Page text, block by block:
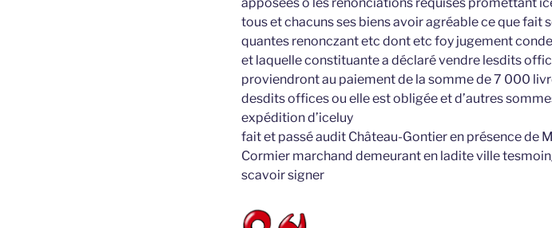
tous et chacuns ses biens avoir agréable ce que
quantes renonczant etc dont etc foy jugement
et laquelle constituante a déclaré vendre lesdits
proviendront au paiement de la somme de 7 000
desdits offices ou elle est obligée et d’autres
expédition d’iceluy
fait et passé audit Château-Gontier en présence de
Cormier marchand demeurant en ladite ville
scavoir signer